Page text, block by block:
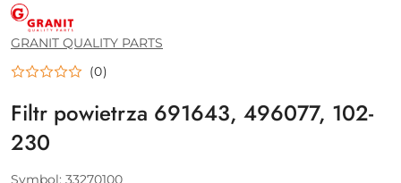
GRANIT
QUALITY
PARTS
GRANIT QUALITY PARTS
(0)
Filtr powietrza 691643, 496077, 102-
230
Symbol: 33270100